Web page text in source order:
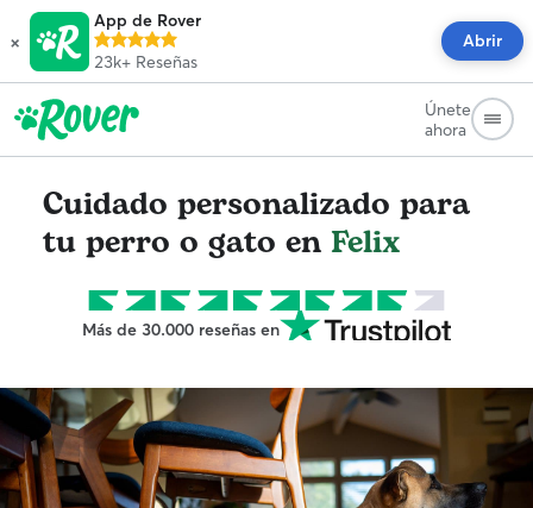
×
App de Rover
23k+ Reseñas
Abrir
Únete
ahora
Cuidado personalizado para
tu perro o gato en Felix
Más de 30.000 reseñas en